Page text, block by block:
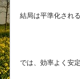
結局は平準化され
では、効率よく安